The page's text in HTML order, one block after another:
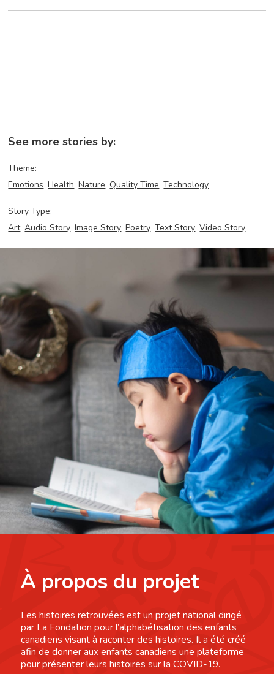
See more stories by:
Theme:
Emotions Health Nature Quality Time Technology
Story Type:
Art Audio Story Image Story Poetry Text Story Video Story
À propos du projet
Les histoires retrouvées est un projet national dirigé
par La Fondation pour l’alphabétisation des enfants
canadiens visant à raconter des histoires. Il a été créé
afin de donner aux enfants canadiens une plateforme
pour présenter leurs histoires sur la COVID-19.